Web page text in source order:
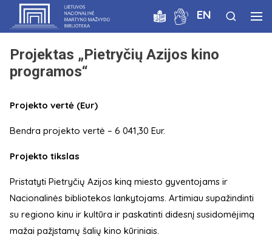
EN
Projektas „Pietryčių Azijos kino
programos“
Projekto vertė (Eur)
Bendra projekto vertė – 6 041,30 Eur.
Projekto tikslas
Pristatyti Pietryčių Azijos kiną miesto gyventojams ir
Nacionalinės bibliotekos lankytojams. Artimiau supažindinti
su regiono kinu ir kultūra ir paskatinti didesnį susidomėjimą
mažai pažįstamų šalių kino kūriniais.